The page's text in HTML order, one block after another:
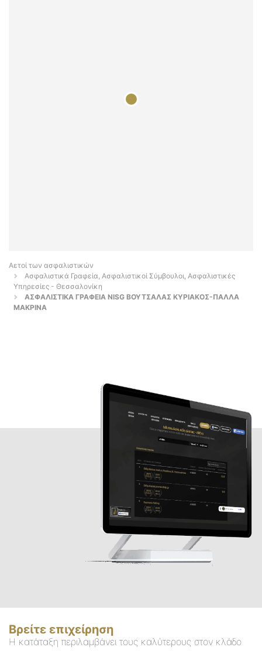
Αετοί των ασφαλιστικών
Ασφαλιστικά Γραφεία, Ασφαλιστικοί Σύμβουλοι, Ασφαλιστικές
Υπηρεσίες - Θεσσαλονίκη
ΑΣΦΑΛΙΣΤΙΚΑ ΓΡΑΦΕΙΑ NISG ΒΟΥΤΣΑΛΑΣ ΚΥΡΙΑΚΟΣ-ΠΑΛΛΑ
ΜΑΚΡΙΝΑ
Βρείτε επιχείρηση
Η κατάταξη περιλαμβάνει τους καλύτερους στον κλάδο